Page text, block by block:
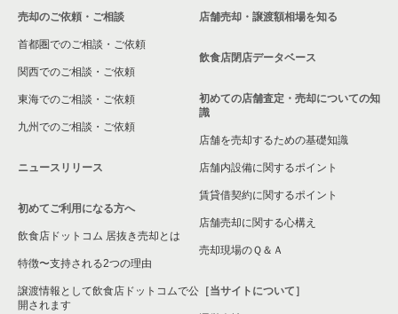
売却のご依頼・ご相談
首都圏でのご相談・ご依頼
関西でのご相談・ご依頼
東海でのご相談・ご依頼
九州でのご相談・ご依頼
ニュースリリース
初めてご利用になる方へ
飲食店ドットコム 居抜き売却とは
特徴〜支持される2つの理由
譲渡情報として飲食店ドットコムで公
開されます
店舗売却・譲渡額相場を知る
飲食店閉店データベース
初めての店舗査定・売却についての知
識
店舗を売却するための基礎知識
店舗内設備に関するポイント
賃貸借契約に関するポイント
店舗売却に関する心構え
売却現場のＱ＆Ａ
［当サイトについて］